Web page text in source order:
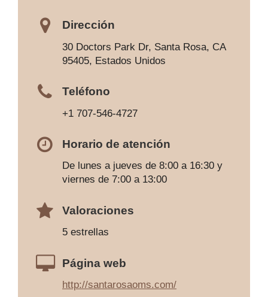
Dirección
30 Doctors Park Dr, Santa Rosa, CA
95405, Estados Unidos
Teléfono
+1 707-546-4727
Horario de atención
De lunes a jueves de 8:00 a 16:30 y
viernes de 7:00 a 13:00
Valoraciones
5 estrellas
Página web
http://santarosaoms.com/